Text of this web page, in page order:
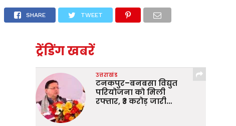
SHARE TWEET
ट्रेंडिंग खबरें
उत्तराखंड
टनकपुर–बनबसा विद्युत
परियोजना को मिली
रफ्तार, ₹3 करोड़ जारी…